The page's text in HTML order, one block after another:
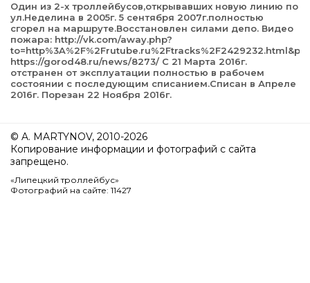
Один из 2-х троллейбусов,открывавших новую линию по
ул.Неделина в 2005г. 5 сентября 2007г.полностью
сгорел на маршруте.Восстановлен силами депо. Видео
пожара: http://vk.com/away.php?
https://gorod48.ru/news/8273/ С 21 Марта 2016г.
отстранен от эксплуатации полностью в рабочем
состоянии с последующим списанием.Списан в Апреле
2016г. Порезан 22 Ноября 2016г.
© A. MARTYNOV, 2010-2026
Копирование информации и фотографий с сайта
запрещено.
«Липецкий троллейбус»
Фотографий на сайте: 11427